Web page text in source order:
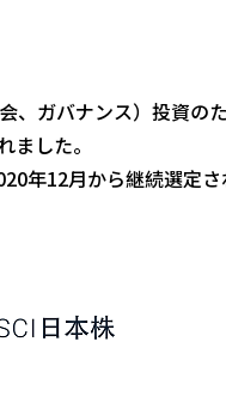
、ガバナンス）投資のた
した。
年12月から継続選定